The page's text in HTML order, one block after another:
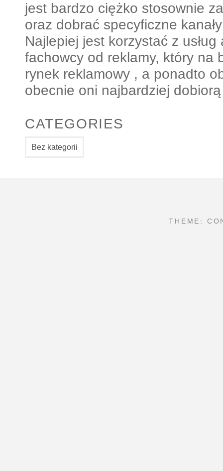
jest bardzo ciężko stosownie
oraz dobrać specyficzne
Najlepiej jest korzystać z
fachowcy od reklamy, który na
rynek reklamowy , a ponadto
obecnie oni najbardziej
CATEGORIES
Bez kategorii
THEME: